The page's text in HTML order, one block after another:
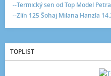
--Termický sen od Top Model
--Zlín 125 Šohaj Milana Hanzla
TOPLIST